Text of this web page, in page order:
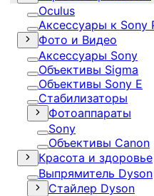
Oculus
Аксессуары к Sony
Фото и Видео
Аксессуары Sony
Объективы Sigma
Объективы Sony E
Стабилизаторы
Фотоаппараты
Sony
Объективы Canon
Красота и здоровье
Выпрямитель Dyson
Стайлер Dyson